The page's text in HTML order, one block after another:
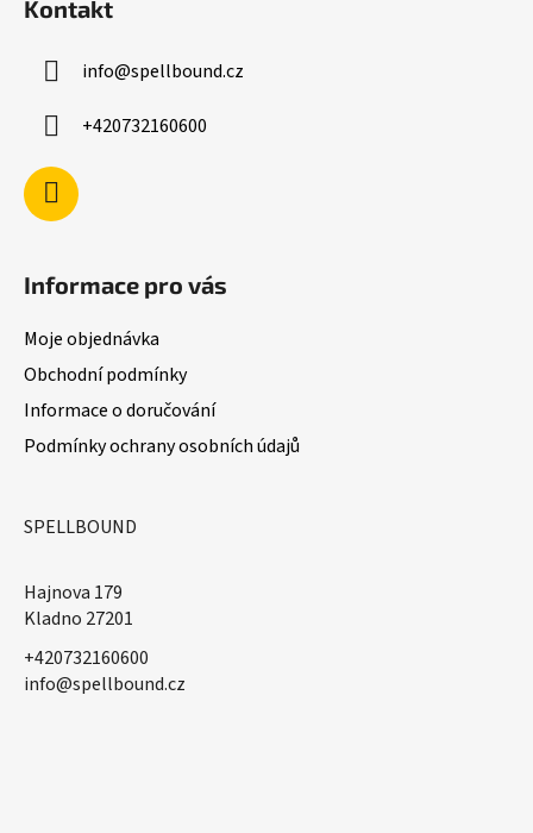
Kontakt
info@spellbound.cz
+420732160600
Informace pro vás
Moje objednávka
Obchodní podmínky
Informace o doručování
Podmínky ochrany osobních údajů
SPELLBOUND
Hajnova 179
Kladno 27201
+420732160600
​info@spellbound.cz